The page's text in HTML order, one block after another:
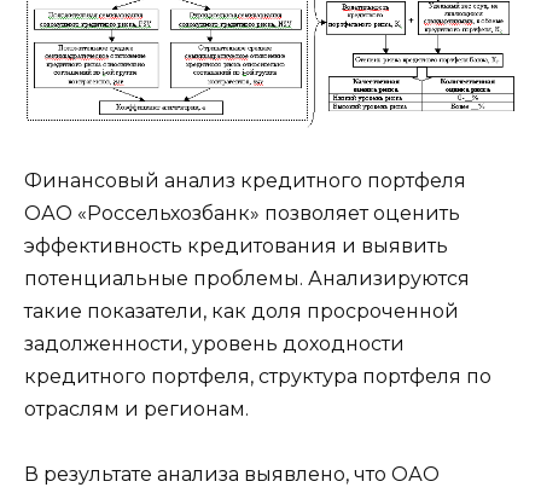
Финансовый анализ кредитного портфеля
ОАО «Россельхозбанк» позволяет оценить
эффективность кредитования и выявить
потенциальные проблемы. Анализируются
такие показатели, как доля просроченной
задолженности, уровень доходности
кредитного портфеля, структура портфеля по
отраслям и регионам.
В результате анализа выявлено, что ОАО